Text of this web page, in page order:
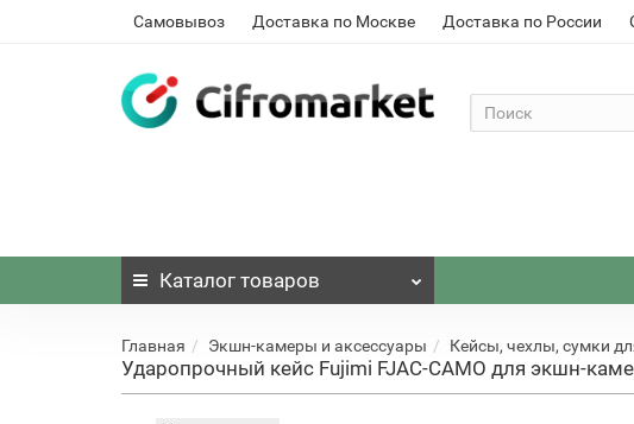
Самовывоз Доставка по Москве Доставка по России
Каталог товаров
Главная Экшн-камеры и аксессуары Кейсы, чехлы, сумки
Ударопрочный кейс Fujimi FJAC-CAMO для экшн-